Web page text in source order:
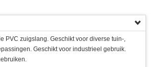
PVC zuigslang. Geschikt voor diverse tuin-,
Geschikt voor industrieel gebruik.